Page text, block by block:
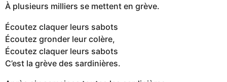
À plusieurs milliers se mettent en grève.
Écoutez claquer leurs sabots
Écoutez gronder leur colère,
Écoutez claquer leurs sabots
C’est la grève des sardinières.